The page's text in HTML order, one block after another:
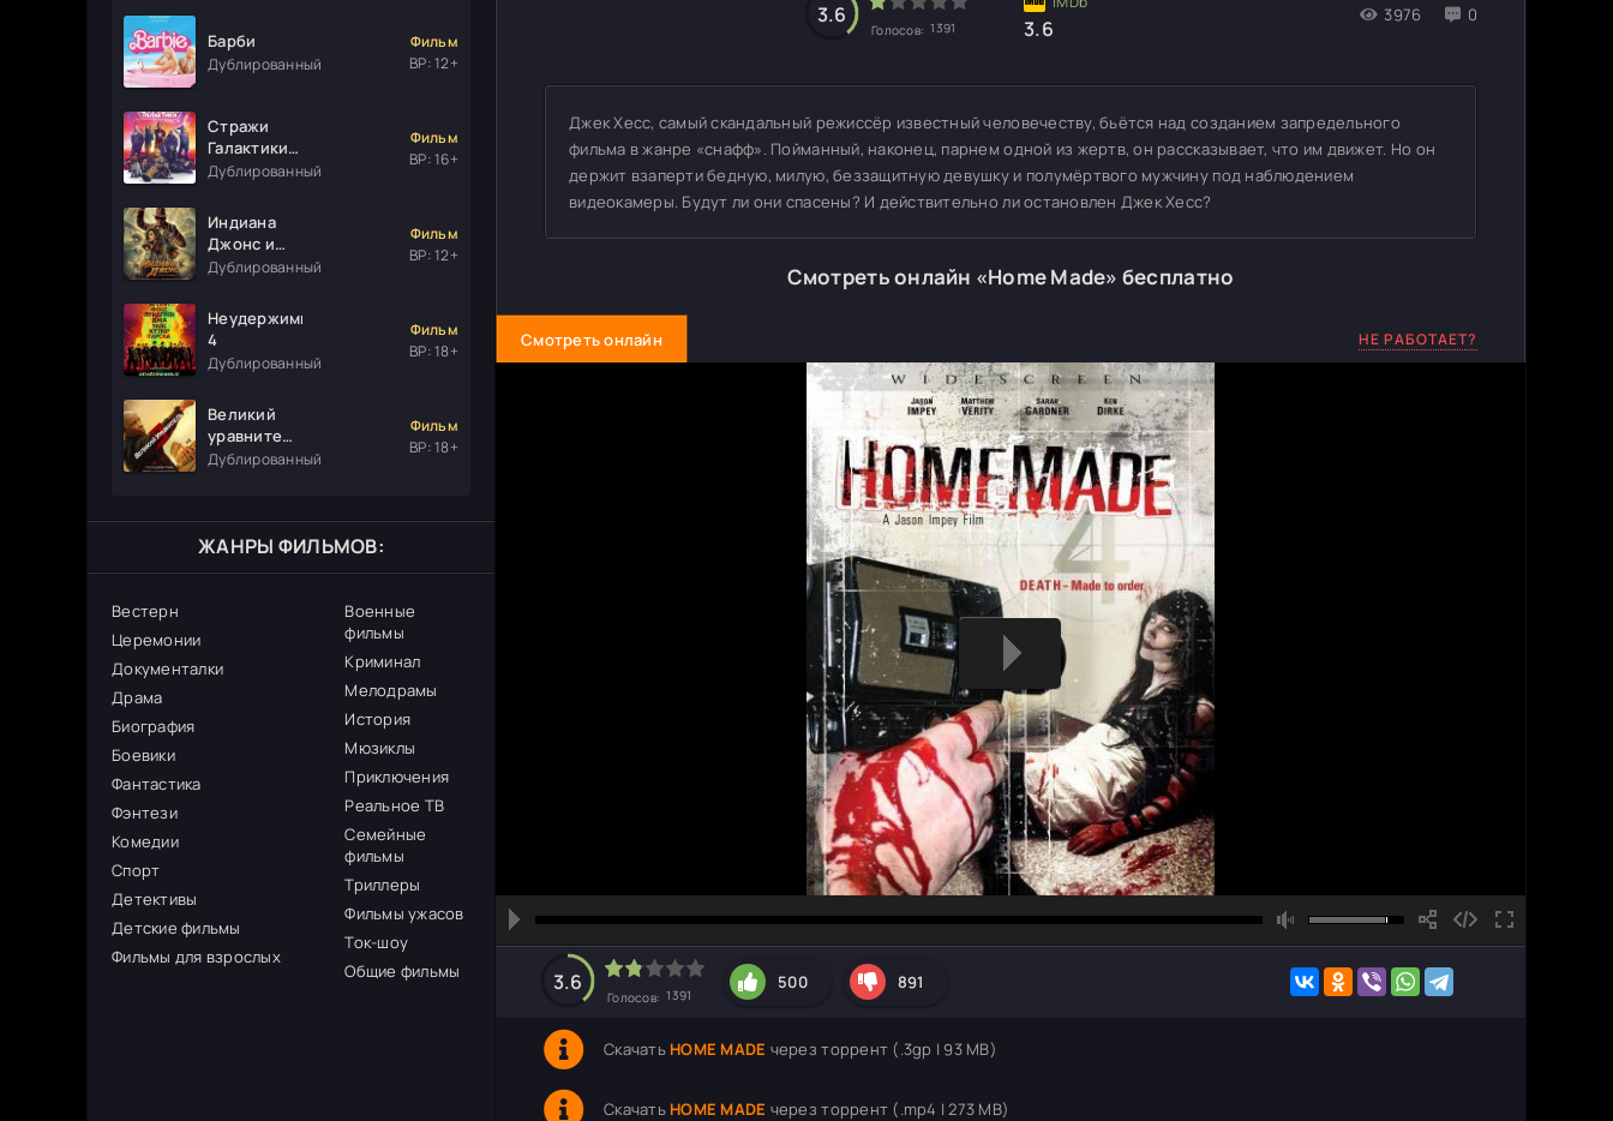
Барби
Дублированный
Фильм
ВР: 12+
Стражи
Галактики.
Часть 3
Дублированный
Фильм
ВР: 16+
Индиана
Джонс и
колесо
Дублированный
Фильм
ВР: 12+
Неудержимые
4
Дублированный
Фильм
ВР: 18+
Великий
уравнитель
3
Дублированный
Фильм
ВР: 18+
ЖАНРЫ ФИЛЬМОВ:
Вестерн
Церемонии
Документалки
Драма
Биография
Боевики
Фантастика
Фэнтези
Комедии
Спорт
Детективы
Детские фильмы
Фильмы для взрослых
Военные
фильмы
Криминал
Мелодрамы
История
Мюзиклы
Приключения
Реальное ТВ
Семейные
фильмы
Триллеры
Фильмы ужасов
Ток-шоу
Общие фильмы
3.6
Голосов: 1391 3.6
3976 0
Джек Хесс, самый скандальный режиссёр известный человечеству, бьётся над созданием запредельного
фильма в жанре «снафф». Пойманный, наконец, парнем одной из жертв, он рассказывает, что им движет. Но он
держит взаперти бедную, милую, беззащитную девушку и полумёртвого мужчину под наблюдением
видеокамеры. Будут ли они спасены? И действительно ли остановлен Джек Хесс?
Смотреть онлайн «Home Made» бесплатно
Смотреть онлайн НЕ РАБОТАЕТ?
hd2160
hd1440
highres
hd1080
hd720
large
medium
small
tiny
3.6
Голосов: 1391
500 891
Скачать HOME MADE через торрент (.3gp | 93 MB)
Скачать HOME MADE через торрент (.mp4 | 273 MB)